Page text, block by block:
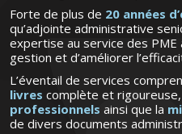
Forte de plus de 20 années
qu’adjointe administrative
expertise au service des PME
gestion et d’améliorer
L’éventail de services
livres complète et
professionnels ainsi que la
de divers documents